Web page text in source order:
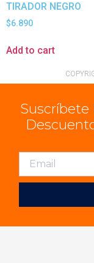
TIRADOR NEGRO
$6.890
Add to cart
Suscríbete